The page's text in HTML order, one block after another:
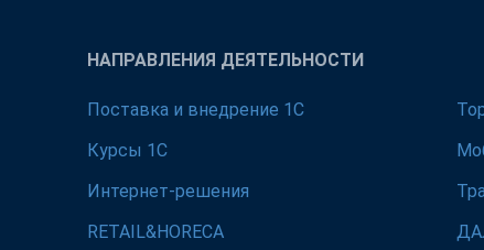
НАПРАВЛЕНИЯ ДЕЯТЕЛЬНОСТИ
Поставка и внедрение 1С
Курсы 1С
Интернет-решения
RETAIL&HORECA